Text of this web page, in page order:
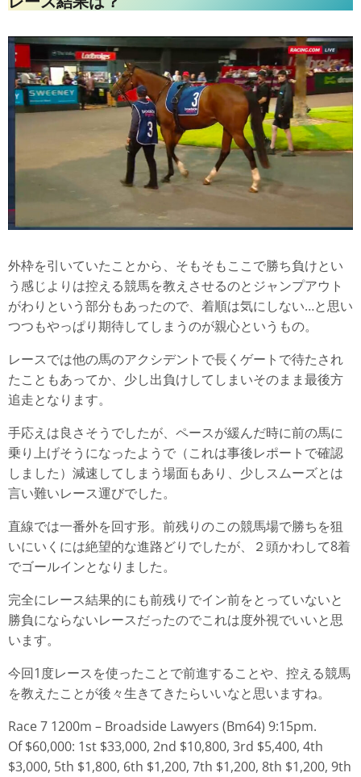
外枠を引いていたことから、そもそもここで勝ち負けとい
う感じよりは控える競馬を教えさせるのとジャンプアウト
がわりという部分もあったので、着順は気にしない…と思い
つつもやっぱり期待してしまうのが親心というもの。
レースでは他の馬のアクシデントで長くゲートで待たされ
たこともあってか、少し出負けしてしまいそのまま最後方
追走となります。
手応えは良さそうでしたが、ペースが緩んだ時に前の馬に
乗り上げそうになったようで（これは事後レポートで確認
しました）減速してしまう場面もあり、少しスムーズとは
言い難いレース運びでした。
直線では一番外を回す形。前残りのこの競馬場で勝ちを狙
いにいくには絶望的な進路どりでしたが、２頭かわして8着
でゴールインとなりました。
完全にレース結果的にも前残りでイン前をとっていないと
勝負にならないレースだったのでこれは度外視でいいと思
います。
今回1度レースを使ったことで前進することや、控える競馬
を教えたことが後々生きてきたらいいなと思いますね。
Race 7 1200m – Broadside Lawyers (Bm64) 9:15pm.
Of $60,000: 1st $33,000, 2nd $10,800, 3rd $5,400, 4th
$3,000, 5th $1,800, 6th $1,200, 7th $1,200, 8th $1,200, 9th